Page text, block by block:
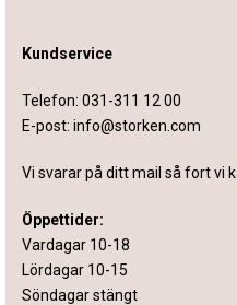
Kundservice
Telefon: 031-311 12 00
E-post: info@storken.com
Vi svarar på ditt mail så fort vi
Öppettider:
Vardagar 10-18
Lördagar 10-15
Söndagar stängt